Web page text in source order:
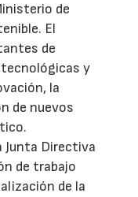
de
El
de
y
la
de nuevos
Junta Directiva
de trabajo
de la